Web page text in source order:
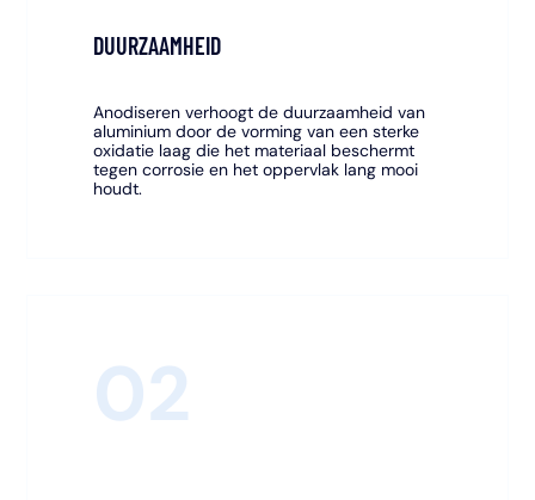
DUURZAAMHEID
Anodiseren verhoogt de duurzaamheid van
aluminium door de vorming van een sterke
oxidatie laag die het materiaal beschermt
tegen corrosie en het oppervlak lang mooi
houdt.
02